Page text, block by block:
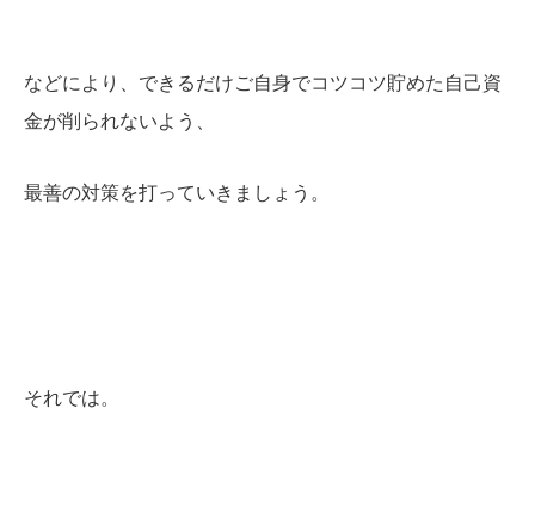
などにより、できるだけご自身でコツコツ貯めた自己資
金が削られないよう、
最善の対策を打っていきましょう。
それでは。